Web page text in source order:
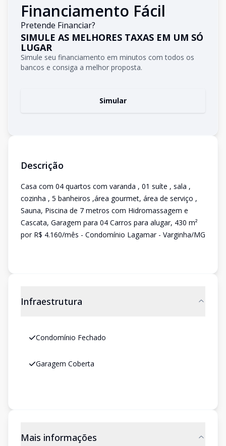
Financiamento Fácil
Pretende Financiar?
SIMULE AS MELHORES TAXAS EM UM SÓ
LUGAR
Simule seu financiamento em minutos com todos os
bancos e consiga a melhor proposta.
Simular
Descrição
Casa com 04 quartos com varanda , 01 suíte , sala ,
cozinha , 5 banheiros ,área gourmet, área de serviço ,
Sauna, Piscina de 7 metros com Hidromassagem e
Cascata, Garagem para 04 Carros para alugar, 430 m²
por R$ 4.160/mês - Condomínio Lagamar - Varginha/MG
Infraestrutura
Condomínio Fechado
Garagem Coberta
Mais informações